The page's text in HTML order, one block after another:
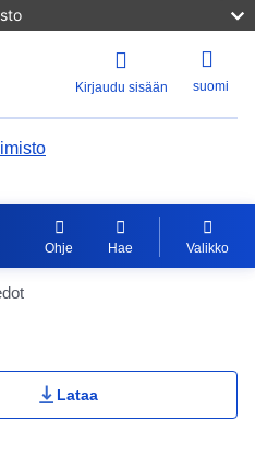
Kirjaudu sisään suomi
Ohje Hae Valikko
Portlet
Lataa